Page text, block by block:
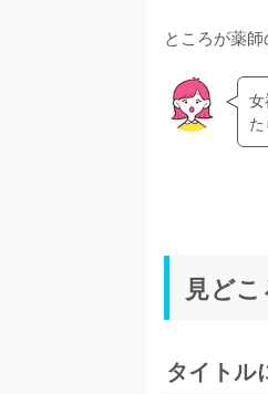
ところが薬
見どこ
タイトル